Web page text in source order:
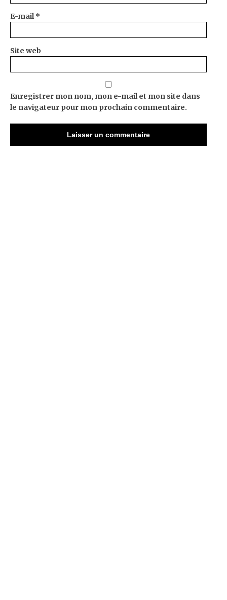
E-mail*
Site web
Enregistrer mon nom, mon e-mail et mon site dans
le navigateur pour mon prochain commentaire.